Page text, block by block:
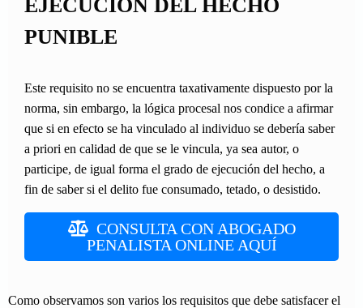
EJECUCIÓN DEL HECHO
PUNIBLE
Este requisito no se encuentra taxativamente dispuesto por la
norma, sin embargo, la lógica procesal nos condice a afirmar
que si en efecto se ha vinculado al individuo se debería saber
a priori en calidad de que se le vincula, ya sea autor, o
participe, de igual forma el grado de ejecución del hecho, a
fin de saber si el delito fue consumado, tetado, o desistido.
CONSULTA CON ABOGADO
PENALISTA ONLINE AQUÍ
Como observamos son varios los requisitos que debe satisfacer el